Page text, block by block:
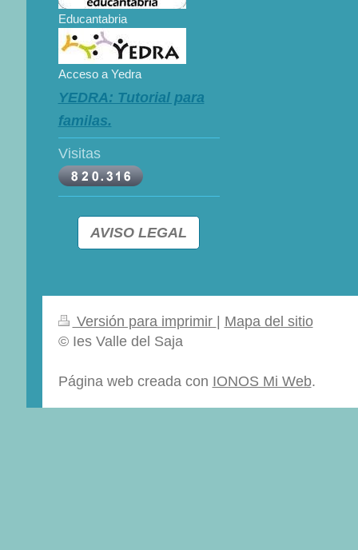
Educantabria
Acceso a Yedra
YEDRA: Tutorial para
familas.
Visitas
AVISO LEGAL
Versión para imprimir | Mapa del sitio
© Ies Valle del Saja
Página web creada con IONOS Mi Web.